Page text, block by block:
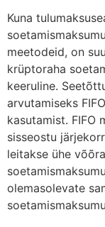
Kuna
meetodeid, on
krüptoraha
keeruline.
arvutamiseks
kasutamist. FIFO
sisseostu
leitakse ühe
olemasolevate